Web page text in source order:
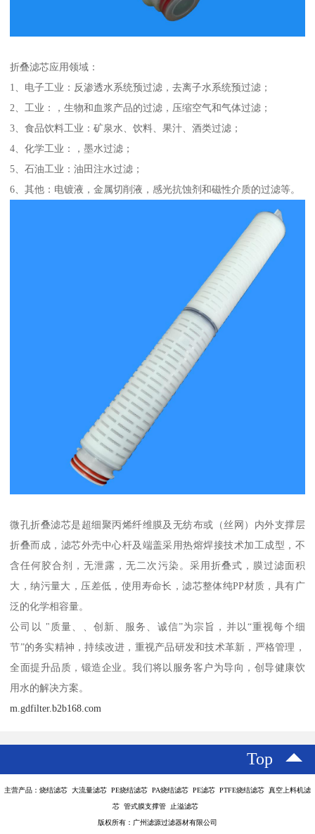
折叠滤芯应用领域：
1、电子工业：反渗透水系统预过滤，去离子水系统预过滤；
2、工业：，生物和血浆产品的过滤，压缩空气和气体过滤；
3、食品饮料工业：矿泉水、饮料、果汁、酒类过滤；
4、化学工业：，墨水过滤；
5、石油工业：油田注水过滤；
6、其他：电镀液，金属切削液，感光抗蚀剂和磁性介质的过滤等。
微孔折叠滤芯是超细聚丙烯纤维膜及无纺布或（丝网）内外支撑层
折叠而成，滤芯外壳中心杆及端盖采用热熔焊接技术加工成型，不
含任何胶合剂，无泄露，无二次污染。采用折叠式，膜过滤面积
大，纳污量大，压差低，使用寿命长，滤芯整体纯PP材质，具有广
泛的化学相容量。
公司以 "质量、、创新、服务、诚信”为宗旨，并以“重视每个细
节”的务实精神，持续改进，重视产品研发和技术革新，严格管理，
全面提升品质，锻造企业。我们将以服务客户为导向，创导健康饮
用水的解决方案。
m.gdfilter.b2b168.com
Top
主营产品：烧结滤芯 大流量滤芯 PE烧结滤芯 PA烧结滤芯 PE滤芯 PTFE烧结滤芯 真空上料机滤
芯 管式膜支撑管 止溢滤芯
版权所有：广州滤源过滤器材有限公司